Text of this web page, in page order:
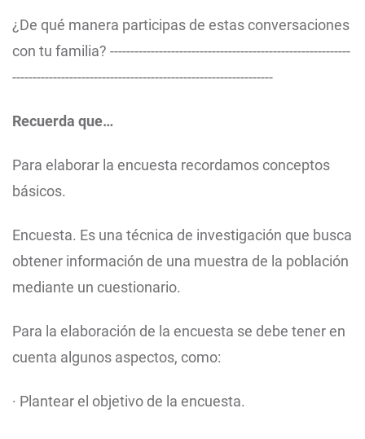
¿De qué manera participas de estas conversaciones
con tu familia? -----------------------------------------------------------
----------------------------------------------------------------
Recuerda que…
Para elaborar la encuesta recordamos conceptos
básicos.
Encuesta. Es una técnica de investigación que busca
obtener información de una muestra de la población
mediante un cuestionario.
Para la elaboración de la encuesta se debe tener en
cuenta algunos aspectos, como:
· Plantear el objetivo de la encuesta.